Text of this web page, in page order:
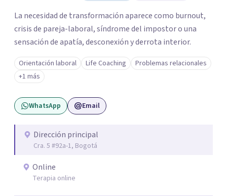
La necesidad de transformación aparece como burnout,
crisis de pareja-laboral, síndrome del impostor o una
sensación de apatía, desconexión y derrota interior.
Orientación laboral Life Coaching
Problemas relacionales
+1 más
WhatsApp Email
Dirección principal
Cra. 5 #92a-1, Bogotá
Online
Terapia online